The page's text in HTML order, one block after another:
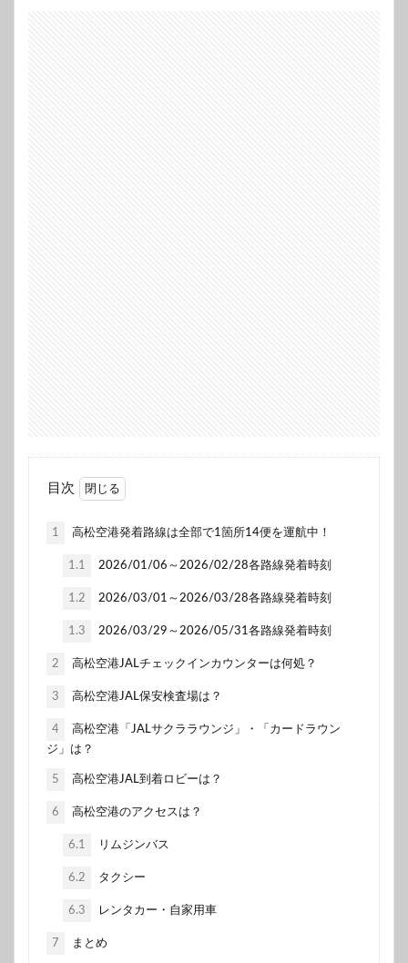
目次
1 高松空港発着路線は全部で1箇所14便を運航中！
1.1 2026/01/06～2026/02/28各路線発着時刻
1.2 2026/03/01～2026/03/28各路線発着時刻
1.3 2026/03/29～2026/05/31各路線発着時刻
2 高松空港JALチェックインカウンターは何処？
3 高松空港JAL保安検査場は？
4
高松空港「JALサクララウンジ」・「カードラウン
ジ」は？
5 高松空港JAL到着ロビーは？
6 高松空港のアクセスは？
6.1 リムジンバス
6.2 タクシー
6.3 レンタカー・自家用車
7 まとめ